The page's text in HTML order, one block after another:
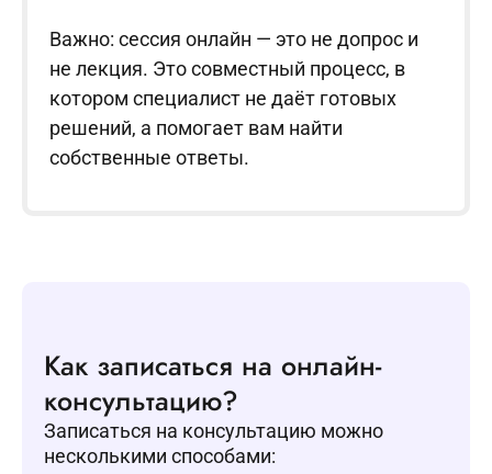
Важно: сессия онлайн — это не допрос и
не лекция. Это совместный процесс, в
котором специалист не даёт готовых
решений, а помогает вам найти
собственные ответы.
Как записаться на онлайн-
консультацию?
Записаться на консультацию можно
несколькими способами: